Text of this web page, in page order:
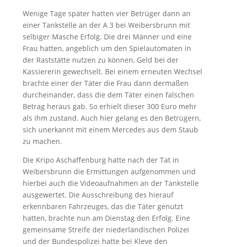
Wenige Tage später hatten vier Betrüger dann an
einer Tankstelle an der A 3 bei Weibersbrunn mit
selbiger Masche Erfolg. Die drei Männer und eine
Frau hatten, angeblich um den Spielautomaten in
der Raststätte nutzen zu können, Geld bei der
Kassiererin gewechselt. Bei einem erneuten Wechsel
brachte einer der Täter die Frau dann dermaßen
durcheinander, dass die dem Täter einen falschen
Betrag heraus gab. So erhielt dieser 300 Euro mehr
als ihm zustand. Auch hier gelang es den Betrügern,
sich unerkannt mit einem Mercedes aus dem Staub
zu machen.
Die Kripo Aschaffenburg hatte nach der Tat in
Weibersbrunn die Ermittungen aufgenommen und
hierbei auch die Videoaufnahmen an der Tankstelle
ausgewertet. Die Ausschreibung des hierauf
erkennbaren Fahrzeuges, das die Täter genutzt
hatten, brachte nun am Dienstag den Erfolg. Eine
gemeinsame Streife der niederländischen Polizei
und der Bundespolizei hatte bei Kleve den